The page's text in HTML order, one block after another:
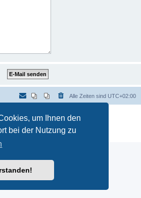
um Ihnen den
bei der Nutzung zu
Alle Zeiten sind UTC+02:00
® Forum Software © phpBB Limited
Übersetzung durch
|Nutzungsbedingungen